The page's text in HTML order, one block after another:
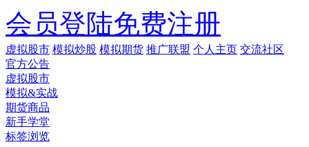
会员登陆免费注册
虚拟股市 模拟炒股 模拟期货 推广联盟 个人主页 交流社区
官方公告
虚拟股市
模拟&实战
期货商品
新手学堂
标签浏览